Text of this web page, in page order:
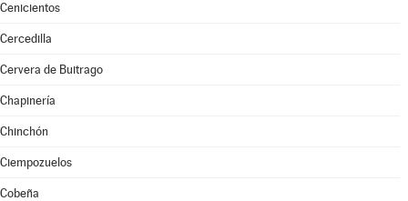
Cenicientos
Cercedilla
Cervera de Buitrago
Chapinería
Chinchón
Ciempozuelos
Cobeña